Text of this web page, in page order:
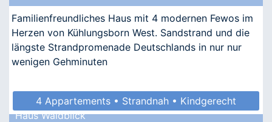
Familienfreundliches Haus mit 4 modernen Fewos im
Herzen von Kühlungsborn West. Sandstrand und die
längste Strandpromenade Deutschlands in nur nur
wenigen Gehminuten
4 Appartements • Strandnah • Kindgerecht
Haus Waldblick